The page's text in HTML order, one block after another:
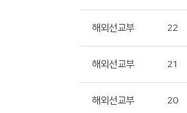
해외선교부 22
해외선교부 21
해외선교부 20